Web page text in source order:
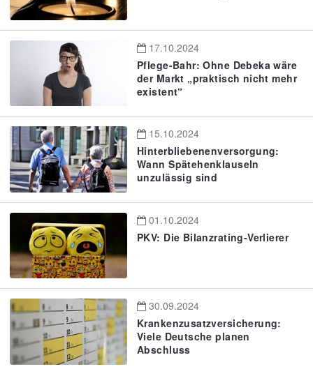
17.10.2024
Pflege-Bahr: Ohne Debeka wäre
der Markt „praktisch nicht mehr
existent“
15.10.2024
Hinterbliebenenversorgung:
Wann Spätehenklauseln
unzulässig sind
01.10.2024
PKV: Die Bilanzrating-Verlierer
30.09.2024
Krankenzusatzversicherung:
Viele Deutsche planen
Abschluss